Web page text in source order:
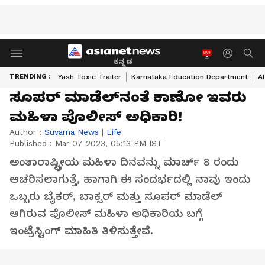
ಕನ್ನಡ
TRENDING : Yash Toxic Trailer Karnataka Education Department
ಸೂಪರ್ ಮಾಡೆಲ್‌ನಂತೆ ಕಾಣೋ ಇವರು
ಮಹಿಳಾ ಪೊಲೀಸ್ ಅಧಿಕಾರಿ!
Author : Suvarna News | Life
Published : Mar 07 2023, 05:13 PM IST
ಅಂತಾರಾಷ್ಟ್ರೀಯ ಮಹಿಳಾ ದಿನವನ್ನು ಮಾರ್ಚ್ 8 ರಂದು
ಆಚರಿಸಲಾಗುತ್ತೆ, ಹಾಗಾಗಿ ಈ ಸಂದರ್ಭದಲ್ಲಿ ನಾವು ಇಂದು
ಒಬ್ಬರು ಬೈಕರ್, ಬಾಕ್ಸರ್ ಮತ್ತು ಸೂಪರ್ ಮಾಡೆಲ್
ಆಗಿರುವ ಪೊಲೀಸ್ ಮಹಿಳಾ ಅಧಿಕಾರಿಯ ಬಗ್ಗೆ
ಇಂಟ್ರೆಸ್ಟಿಂಗ್ ಮಾಹಿತಿ ತಿಳಿಸುತ್ತೇವೆ.